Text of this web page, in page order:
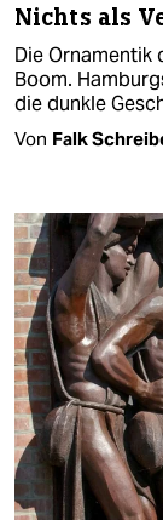
Nichts als
Die Ornamentik
Boom.
die dunkle
Von Falk